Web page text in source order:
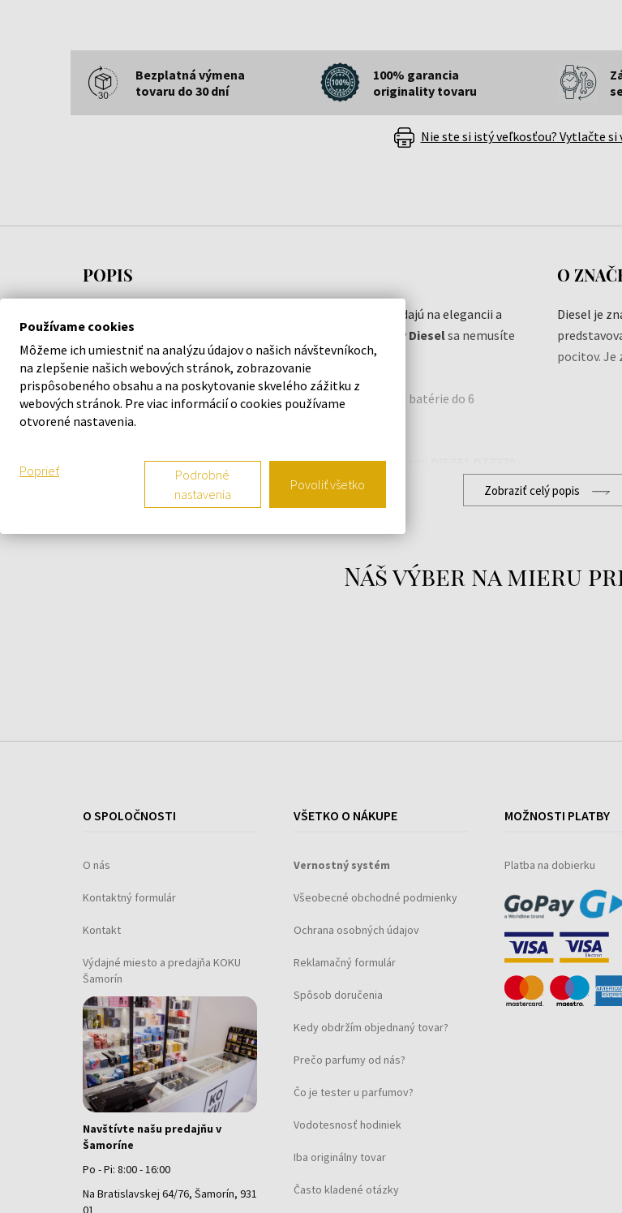
Bezplatná výmena
tovaru do 30 dní
100% garancia
originality tovaru
Nie ste si istý veľkosťou? Vytlačte
POPIS
vám pridajú na elegancii a
podporia váš štýl. S kvalitným spracovaním z dielne značky Dieselsa nemusíte
obávať, že stúpite vedľa.
Garantujeme 100 % originalitu tovaru a bezplatnú výmenu batérie do 6
mesiacov. Za produktmi v našej ponuke si stojíme.
Tak neváhajte a vyšperkujte váš štýl s náramkovými hodinkami
.
Charakteristika:
Púzdro - oceľ
Štýl - športové
O
Diesel je
pocitov. Je
Zobraziť celý popis
Náš výber na mieru
O SPOLOČNOSTI
O nás
Kontaktný formulár
Kontakt
Výdajné miesto a predajňa KOKU
Šamorín
Navštívte našu predajňu v
Šamoríne
Po - Pi: 8:00 - 16:00
Na Bratislavskej 64/76, Šamorín, 931
01
VŠETKO O NÁKUPE
Vernostný systém
Všeobecné obchodné podmienky
Ochrana osobných údajov
Reklamačný formulár
Spôsob doručenia
Kedy obdržím objednaný tovar?
Prečo parfumy od nás?
Čo je tester u parfumov?
Vodotesnosť hodiniek
Iba originálny tovar
Často kladené otázky
MOŽNOSTI PLATBY
Platba na dobierku
Používame cookies
Môžeme ich umiestniť na analýzu údajov o našich návštevníkoch,
na zlepšenie našich webových stránok, zobrazovanie
prispôsobeného obsahu a na poskytovanie skvelého zážitku z
webových stránok. Pre viac informácií o cookies používame
otvorené nastavenia.
Poprieť
Podrobné
nastavenia
Povoliť všetko